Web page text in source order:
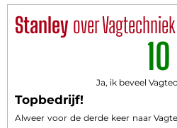
Stanley over Vagtechniek
10
Ja, ik beveel
Topbedrijf!
Alweer voor de derde keer naar